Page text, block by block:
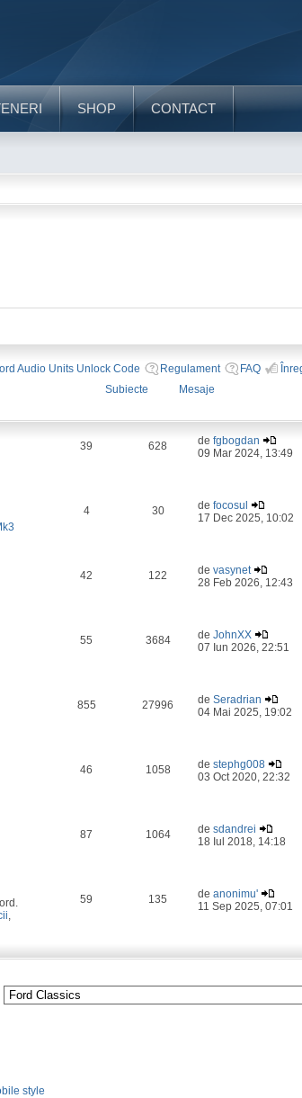
SHOP CONTACT
Audio Units Unlock Code Regulament FAQ
Subiecte
Mesaje
39 628 defgbogdan
09 Mar 2024, 13:49
4 30 defocosul
17 Dec 2025, 10:02
42 122 devasynet
28 Feb 2026, 12:43
55 3684 deJohnXX
07 Iun 2026, 22:51
855 27996 deSeradrian
04 Mai 2025, 19:02
46 1058 destephg008
03 Oct 2020, 22:32
87 1064 desdandrei
18 Iul 2018, 14:18
,
59 135 deanonimu'
11 Sep 2025, 07:01
style